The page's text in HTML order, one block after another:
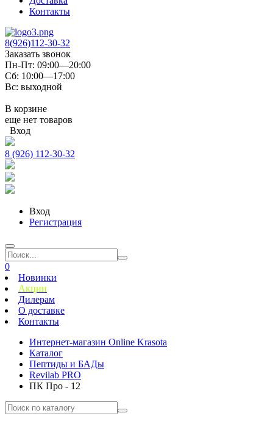
Контакты
8(926)112-30-32
Заказать звонок
Пн-Пт: 09:00—20:00
Сб: 10:00—17:00
Вс: выходной
В корзине
еще нет товаров
Вход
8 (926) 112-30-32
Вход
Регистрация
0
Новинки
Акции
Дилерам
О доставке
Контакты
Интернет-магазин Online Krasota
Каталог
Пептиды и БАДы
Revilab PRO
ПК Про - 12